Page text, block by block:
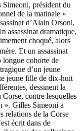
président du
de la matinale «
d’Alain Orsoni,
assassinat dramatique,
choqué, alors
Et un assassinat
longue cohorte de
d’un jeune
jeune fille de dix-huit
dessinent la
contre lesquelles
». Gilles Simeoni a
relations de la Corse
écrit dans de